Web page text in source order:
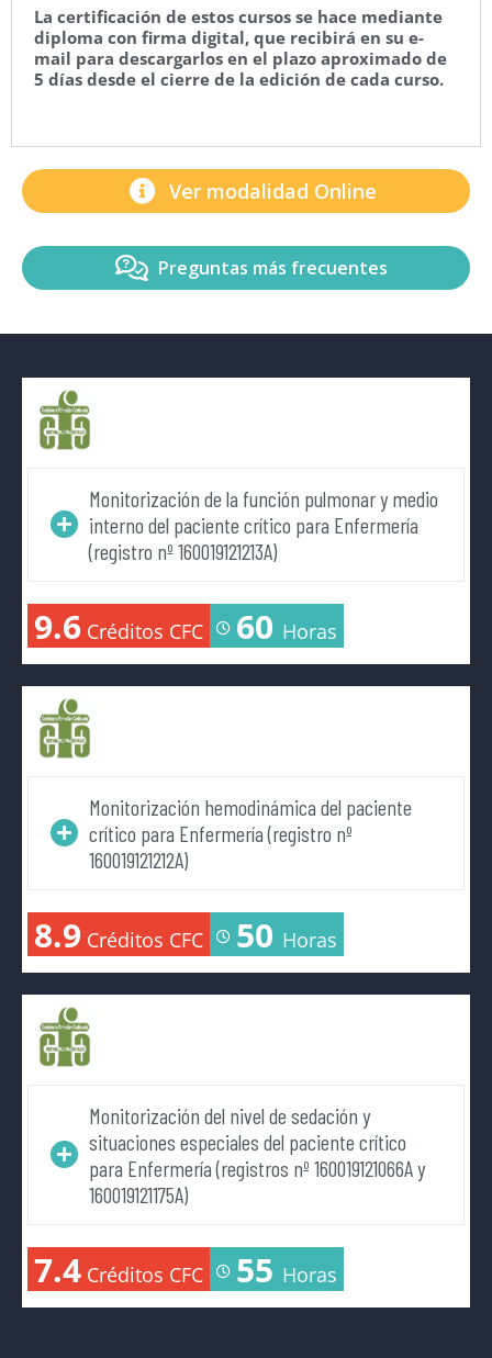
La certificación de estos cursos se hace mediante
diploma con firma digital, que recibirá en su e-
mail para descargarlos en el plazo aproximado de
5 días desde el cierre de la edición de cada curso.
Ver modalidad Online
Preguntas más frecuentes
Monitorización de la función pulmonar y medio
interno del paciente crítico para Enfermería
(registro nº 160019121213A)
9.6 Créditos CFC 60 Horas
Monitorización hemodinámica del paciente
crítico para Enfermería (registro nº
160019121212A)
8.9 Créditos CFC 50 Horas
Monitorización del nivel de sedación y
situaciones especiales del paciente crítico
para Enfermería (registros nº 160019121066A y
160019121175A)
7.4 Créditos CFC 55 Horas